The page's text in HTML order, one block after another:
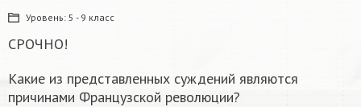
Уровень: 5 - 9 класс
СРОЧНО!
Какие из представленных суждений являются
причинами Французской революции?